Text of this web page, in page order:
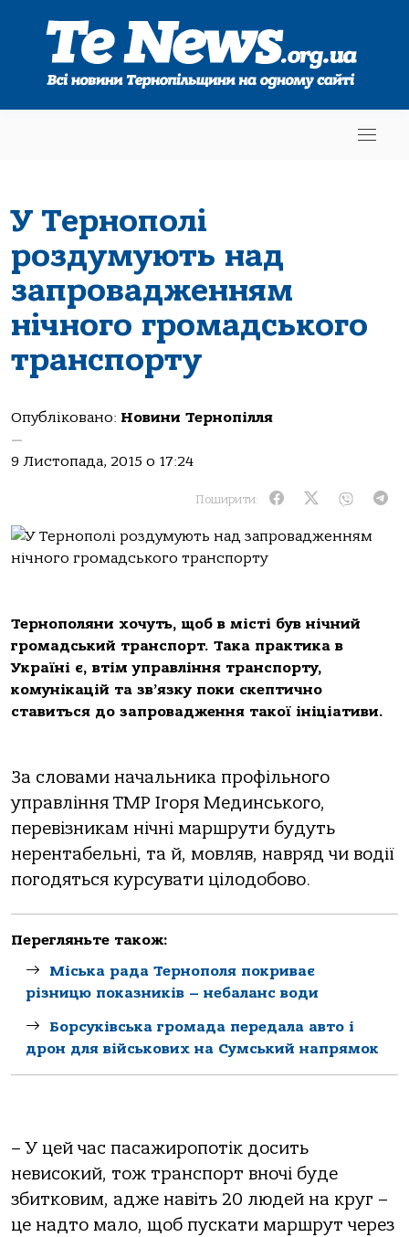
У Тернополі
роздумують над
запровадженням
нічного громадського
транспорту
Опубліковано: Новини Тернопілля
—
9 Листопада, 2015 о 17:24
Поширити:
Тернополяни хочуть, щоб в місті був нічний
громадський транспорт. Така практика в
Україні є, втім управління транспорту,
комунікацій та зв’язку поки скептично
ставиться до запровадження такої ініціативи.
За словами начальника профільного
управління ТМР Ігоря Мединського,
перевізникам нічні маршрути будуть
нерентабельні, та й, мовляв, навряд чи водії
погодяться курсувати цілодобово.
Перегляньте також:
Міська рада Тернополя покриває
різницю показників – небаланс води
Борсуківська громада передала авто і
дрон для військових на Сумський напрямок
– У цей час пасажиропотік досить
невисокий, тож транспорт вночі буде
збитковим, адже навіть 20 людей на круг –
це надто мало, щоб пускати маршрут через